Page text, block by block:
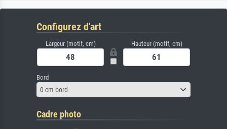
Configurez d'art
Largeur (motif, cm) Hauteur (motif, cm)
Bord
0 cm bord
Cadre photo